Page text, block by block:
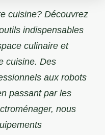
cuisine? Découvrez
indispensables
culinaire et
cuisine. Des
aux robots
passant par les
nous